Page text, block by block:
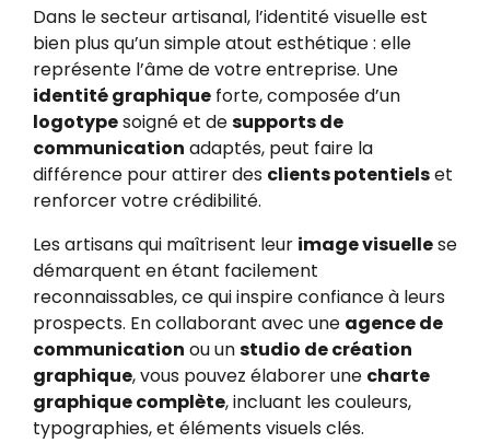
Dans le secteur artisanal, l’identité visuelle est
bien plus qu’un simple atout esthétique : elle
représente l’âme de votre entreprise. Une
identité graphiqueforte, composée d’un
logotypesoigné et desupports de
communication adaptés, peut faire la
différence pour attirer des clients potentielset
renforcer votre crédibilité.
Les artisans qui maîtrisent leur image visuellese
démarquent en étant facilement
reconnaissables, ce qui inspire confiance à leurs
prospects. En collaborant avec une agence de
communication ou unstudio de création
graphique, vous pouvez élaborer une charte
graphique complète, incluant les couleurs,
typographies, et éléments visuels clés.